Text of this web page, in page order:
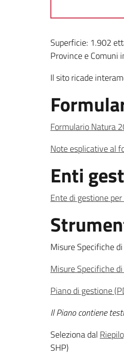
Superficie: 1.902
Province e Comuni
Il sito ricade
Formulario Natura
Note esplicative al
Enti
Ente di gestione
Misure Specifiche
Misure Specifiche
Piano di gestione(
Il Piano contiene
Seleziona dal
SHP)